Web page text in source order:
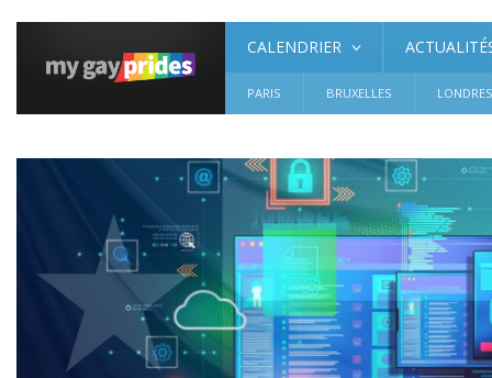
CALENDRIER
PARIS BRUXELLES LONDRES